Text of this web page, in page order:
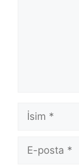
İsim
posta